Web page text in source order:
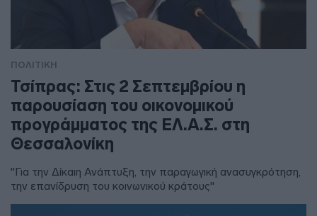
ΠΟΛΙΤΙΚΗ
Τσίπρας: Στις 2 Σεπτεμβρίου η
παρουσίαση του οικονομικού
προγράμματος της ΕΛ.Α.Σ. στη
Θεσσαλονίκη
"Για την Δίκαιη Ανάπτυξη, την παραγωγική ανασυγκρότηση,
την επανίδρυση του κοινωνικού κράτους"